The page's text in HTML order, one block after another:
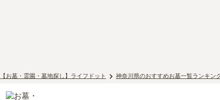
【お墓・霊園・墓地探し】ライフドット 神奈川県のおすすめお墓一覧ランキン